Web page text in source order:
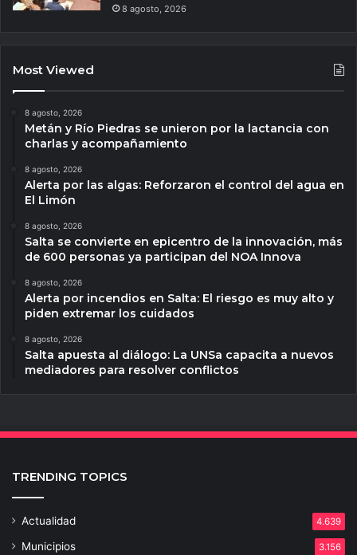
8 agosto, 2026
Most Viewed
8 agosto, 2026
Metán y Río Piedras se unieron por la lactancia con
charlas y acompañamiento
8 agosto, 2026
Alerta por las algas: Reforzaron el control del agua en
El Limón
8 agosto, 2026
Salta se convierte en epicentro de la innovación, más
de 600 personas ya participan del NOA Innova
8 agosto, 2026
Alerta por incendios en Salta: El riesgo es muy alto y
piden extremar los cuidados
8 agosto, 2026
Salta apuesta al diálogo: La UNSa capacita a nuevos
mediadores para resolver conflictos
TRENDING TOPICS
Actualidad 4.639
Municipios 3.156